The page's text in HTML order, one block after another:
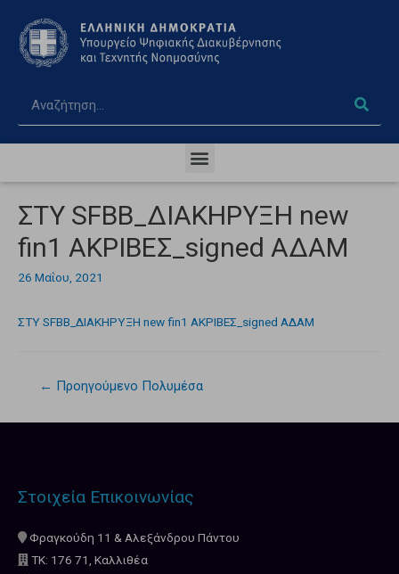
ΣΤΥ SFBB_ΔΙΑΚΗΡΥΞΗ new
fin1 ΑΚΡΙΒΕΣ_signed ΑΔΑΜ
26 Μαΐου, 2021
ΣΤΥ SFBB_ΔΙΑΚΗΡΥΞΗ new fin1 ΑΚΡΙΒΕΣ_signed ΑΔΑΜ
← Προηγούμενο Πολυμέσα
Στοιχεία Επικοινωνίας
Φραγκούδη 11 & Αλεξάνδρου Πάντου
ΤΚ: 176 71, Καλλιθέα